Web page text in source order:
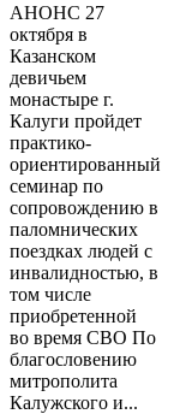
АНОНС 27
октября в
Казанском
девичьем
монастыре г.
Калуги пройдет
практико-
ориентированный
семинар по
сопровождению в
паломнических
поездках людей с
инвалидностью, в
том числе
приобретенной
во время СВО По
благословению
митрополита
Калужского и...